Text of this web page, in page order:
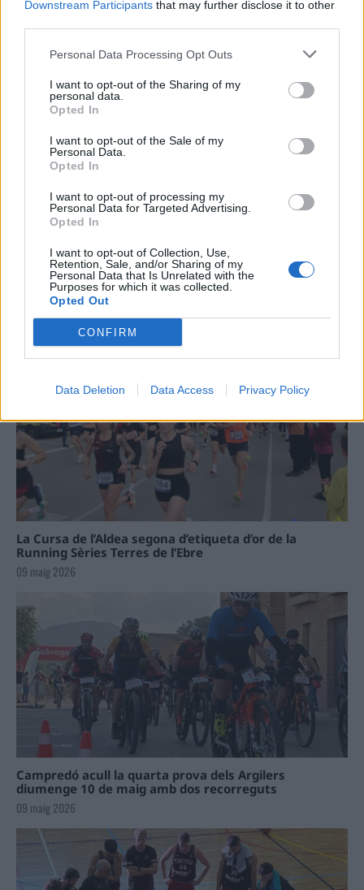
Downstream Participants that may further disclose it to other
Personal Data Processing Opt Outs
I want to opt-out of the Sharing of my
personal data.
Opted In
I want to opt-out of the Sale of my
Personal Data.
Opted In
I want to opt-out of processing my
Personal Data for Targeted Advertising.
Opted In
I want to opt-out of Collection, Use,
Retention, Sale, and/or Sharing of my
Personal Data that Is Unrelated with the
Purposes for which it was collected.
Opted Out
CONFIRM
Data Deletion Data Access Privacy Policy
40 peces a concurs
“L’eclipsi serà una oportunitat també
per a gaudir de les Festes Majors
31 de juliol de 2026
Carrega més
La Cursa de l’Aldea segona d’etiqueta d’or de la
Running Sèries Terres de l’Ebre
09 maig 2026
Campredó acull la quarta prova dels Argilers
diumenge 10 de maig amb dos recorreguts
09 maig 2026